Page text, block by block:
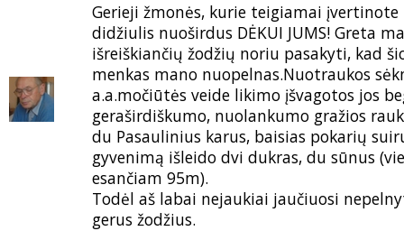
Gerieji žmonės, kurie teigiamai
didžiulis nuoširdus DĖKUI JUMS! Greta
išreiškiančių žodžių noriu pasakyti, kad
menkas mano nuopelnas.Nuotraukos
a.a.močiūtės veide likimo įšvagotos jos
geraširdiškumo, nuolankumo gražios
du Pasaulinius karus, baisias pokarių
gyvenimą išleido dvi dukras, du sūnus
esančiam 95m).
Todėl aš labai nejaukiai jaučiuosi
gerus žodžius.